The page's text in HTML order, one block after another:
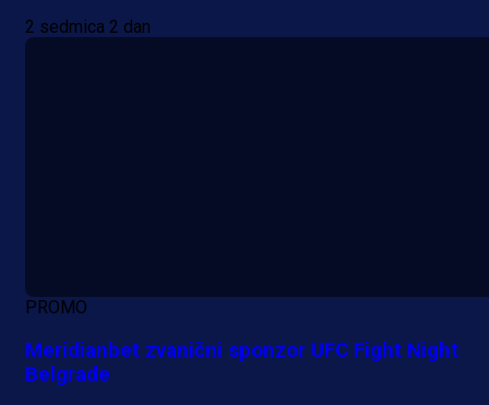
2 sedmica 2 dan
PROMO
Meridianbet zvanični sponzor UFC Fight Night
Belgrade